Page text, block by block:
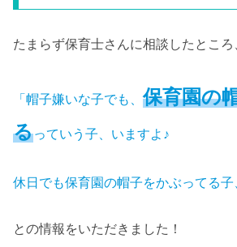
たまらず保育士さんに相談したところ
「帽子嫌いな子でも、保育園の
るっていう子、いますよ♪
休日でも保育園の帽子をかぶってる子
との情報をいただきました！